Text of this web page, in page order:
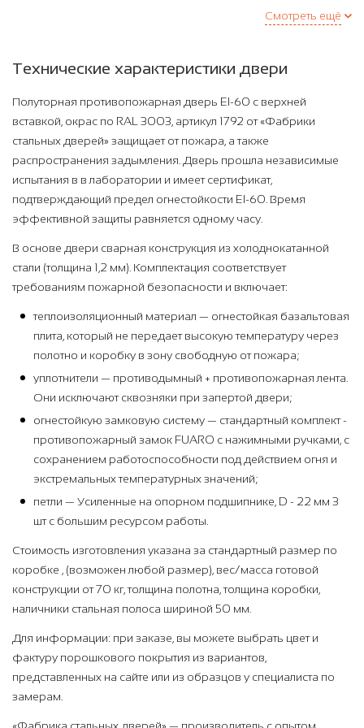
Смотреть ещё
Технические характеристики двери
Полуторная противопожарная дверь EI-60 с верхней
вставкой, окрас по RAL 3003, артикул 1792 от «Фабрики
стальных дверей» защищает от пожара, а также
распространения задымления. Дверь прошла независимые
испытания в в лаборатории и имеет сертификат,
подтверждающий предел огнестойкости EI-60. Время
эффективной защиты равняется одному часу.
В основе двери сварная конструкция из холоднокатанной
стали (толщина 1,2 мм). Комплектация соответствует
требованиям пожарной безопасности и включает:
теплоизоляционный материал — огнестойкая базальтовая
плита, который не передает высокую температуру через
полотно и коробку в зону свободную от пожара;
уплотнители — противодымный + противопожарная лента.
Они исключают сквозняки при запертой двери;
огнестойкую замковую систему — стандартный комплект -
противопожарный замок FUARO с нажимными ручками, с
сохранением работоспособности под действием огня и
экстремальных температурных значений;
петли — Усиленные на опорном подшипнике, D - 22 мм 3
шт с большим ресурсом работы.
Стоимость изготовления указана за стандартный размер по
коробке , (возможен любой размер), вес/масса готовой
конструкции от 70 кг, толщина полотна, толщина коробки,
наличники стальная полоса шириной 50 мм.
Для информации: при заказе, вы можете выбрать цвет и
фактуру порошкового покрытия из вариантов,
представленных на сайте или из образцов у специалиста по
замерам.